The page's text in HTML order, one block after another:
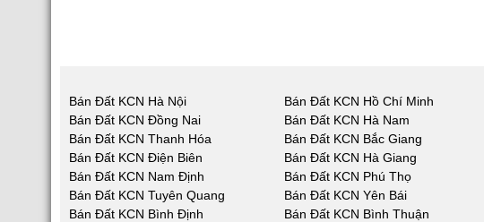
Bán Đất KCN Hà Nội Bán Đất KCN Hồ Chí Minh
Bán Đất KCN Đồng Nai
Bán Đất KCN Hà Nam
Bán Đất KCN Thanh Hóa
Bán Đất KCN Bắc Giang
Bán Đất KCN Điện Biên
Bán Đất KCN Hà Giang
Bán Đất KCN Nam Định
Bán Đất KCN Phú Thọ
Bán Đất KCN Tuyên Quang
Bán Đất KCN Yên Bái
Bán Đất KCN Bình Định
Bán Đất KCN Bình Thuận